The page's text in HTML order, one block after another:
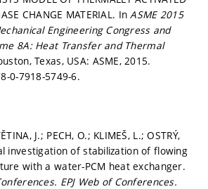
CHANGE MATERIAL. InASME 2015
Engineering Congress and
8A: Heat Transfer and Thermal
Texas, USA: ASME, 2015.
0-7918-5749-6.
J.; PECH, O.; KLIMEŠ, L.; OSTRÝ,
investigation of stabilization of flowing
with a water-PCM heat exchanger.
EPJ Web of Conferences.